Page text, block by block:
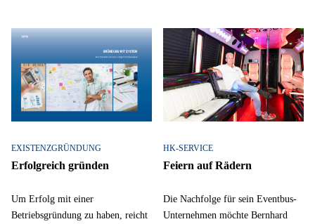
EXISTENZGRÜNDUNG
Erfolgreich gründen
Um Erfolg mit einer
Betriebsgründung zu haben, reicht
HK-SERVICE
Feiern auf Rädern
Die Nachfolge für sein Eventbus-
Unternehmen möchte Bernhard